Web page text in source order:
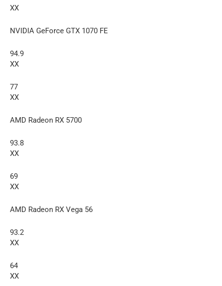
XX
NVIDIA GeForce GTX 1070 FE
94.9
XX
77
XX
AMD Radeon RX 5700
93.8
XX
69
XX
AMD Radeon RX Vega 56
93.2
XX
64
XX